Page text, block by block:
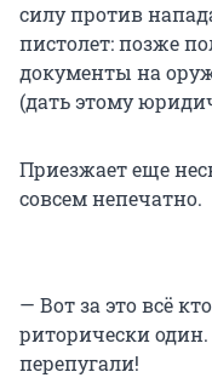
силу против
пистолет: позже
документы на
(дать этому
Приезжает еще
совсем непечатно.
— Вот за это всё
риторически
перепугали!